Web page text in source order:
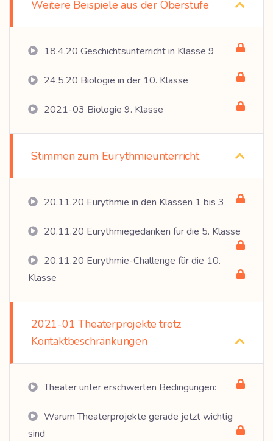
Weitere Beispiele aus der Oberstufe
18.4.20 Geschichtsunterricht in Klasse 9
24.5.20 Biologie in der 10. Klasse
2021-03 Biologie 9. Klasse
Stimmen zum Eurythmieunterricht
20.11.20 Eurythmie in den Klassen 1 bis 3
20.11.20 Eurythmiegedanken für die 5. Klasse
20.11.20 Eurythmie-Challenge für die 10.
Klasse
2021-01 Theaterprojekte trotz
Kontaktbeschränkungen
Theater unter erschwerten Bedingungen:
Warum Theaterprojekte gerade jetzt wichtig
sind